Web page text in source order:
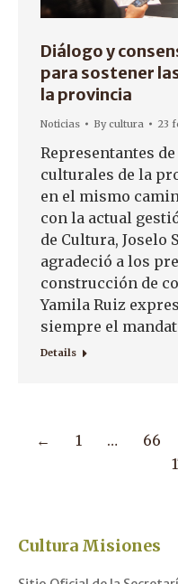
Diálogo y
para sostener
la provincia
Noticias Bycultura 23
Representantes
culturales de la
en el mismo
con la actual
de Cultura, Joselo
agradeció a los
construcción de
Yamila Ruiz
siempre el
Details
← 1 … 66
Cultura Misiones